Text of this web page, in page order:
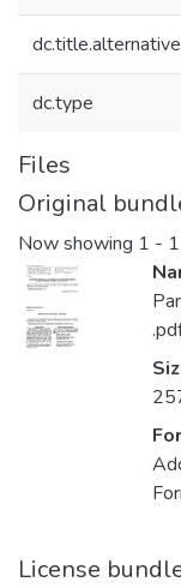
dc.title.alternative
dc.type
Files
Original
Now showing 1 -
License